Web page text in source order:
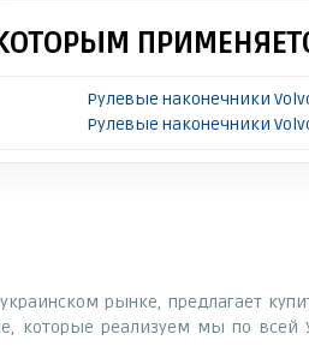
Рулевые наконечники
Рулевые наконечники
рынке, предлагает
реализуем мы по всей